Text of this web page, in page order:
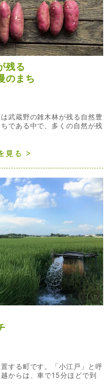
残る
のまち
武蔵野の雑木林が残る自然豊
である中で、多くの自然が残
見る
する町です。「小江戸」と呼
からは、車で15分ほどで到